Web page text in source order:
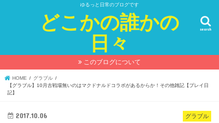
ゆるっと日常のブログです
どこかの誰かの
日々
search
このブログについて
HOME
グラブル
【グラブル】10月古戦場無いのはマクドナルドコラボがあるからか！その他雑記【プレイ日
記】
グラブル
2017.10.06